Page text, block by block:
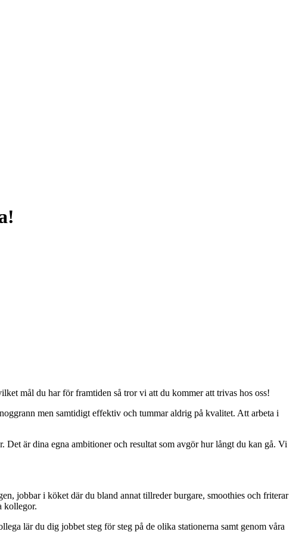
mål du har för framtiden så tror vi att du kommer att trivas hos oss!
men samtidigt effektiv och tummar aldrig på kvalitet. Att arbeta i
är dina egna ambitioner och resultat som avgör hur långt du kan gå. Vi
jobbar i köket där du bland annat tillreder burgare, smoothies och friterar
kollegor.
lär du dig jobbet steg för steg på de olika stationerna samt genom våra